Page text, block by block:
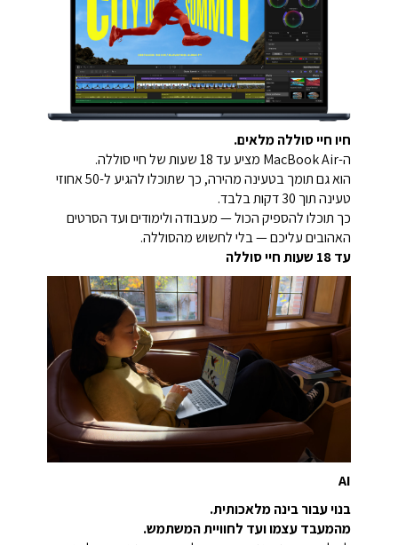
חיו חיי סוללה מלאים.
ה-MacBook Air מציע עד 18 שעות של חיי סוללה.
הוא גם תומך בטעינה מהירה, כך שתוכלו להגיע ל-50 אחוזי
טעינה תוך 30 דקות בלבד.
כך תוכלו להספיק הכול — מעבודה ולימודים ועד הסרטים
האהובים עליכם — בלי לחשוש מהסוללה.
עד 18 שעות חיי סוללה
AI
בנוי עבור בינה מלאכותית.
מהמעבד עצמו ועד לחוויית המשתמש.